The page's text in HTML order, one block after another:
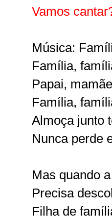
Vamos
Música:
Família,
Papai,
Família,
Almoça junto
Nunca perde
Mas quando
Precisa
Filha de